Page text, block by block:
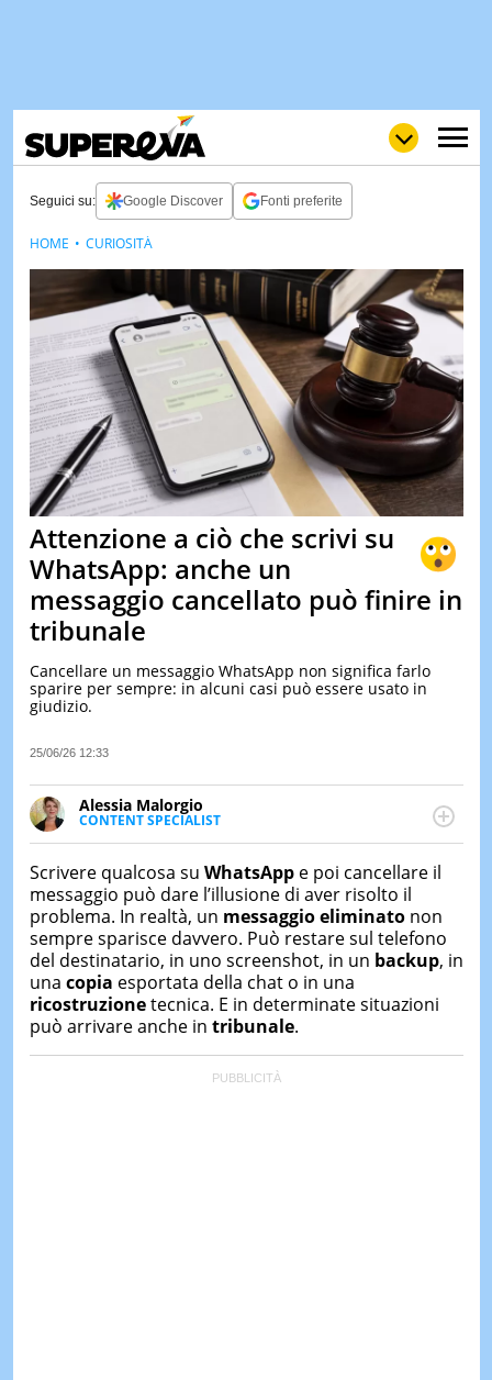
LOLGULPLOVE
WOW
POP
NEWS
STORIE
VIDEO
& TV
QUIZ
&
TEST
&
IERI
Seguici su: Google Discover Fonti preferite
Attenzione a ciò che scrivi su
WhatsApp: anche un
messaggio cancellato può finire in
tribunale
Cancellare un messaggio WhatsApp non significa farlo
sparire per sempre: in alcuni casi può essere usato in
giudizio.
25/06/26 12:33
Alessia Malorgio
CONTENT SPECIALIST
Ha conseguito un Master in Marketing Management
occupa della creazione di contenuti in ottica SEO e
dello sviluppo di strategie marketing attraverso
canali digitali.
HOME CURIOSITÀ
Scrivere qualcosa su WhatsAppe poi cancellare il
messaggio può dare l’illusione di aver risolto il
problema. In realtà, un messaggio eliminatonon
sempre sparisce davvero. Può restare sul telefono
del destinatario, in uno screenshot, in un backup, in
una copia esportata della chat o in una
ricostruzionetecnica. E in determinate situazioni
può arrivare anche in tribunale.